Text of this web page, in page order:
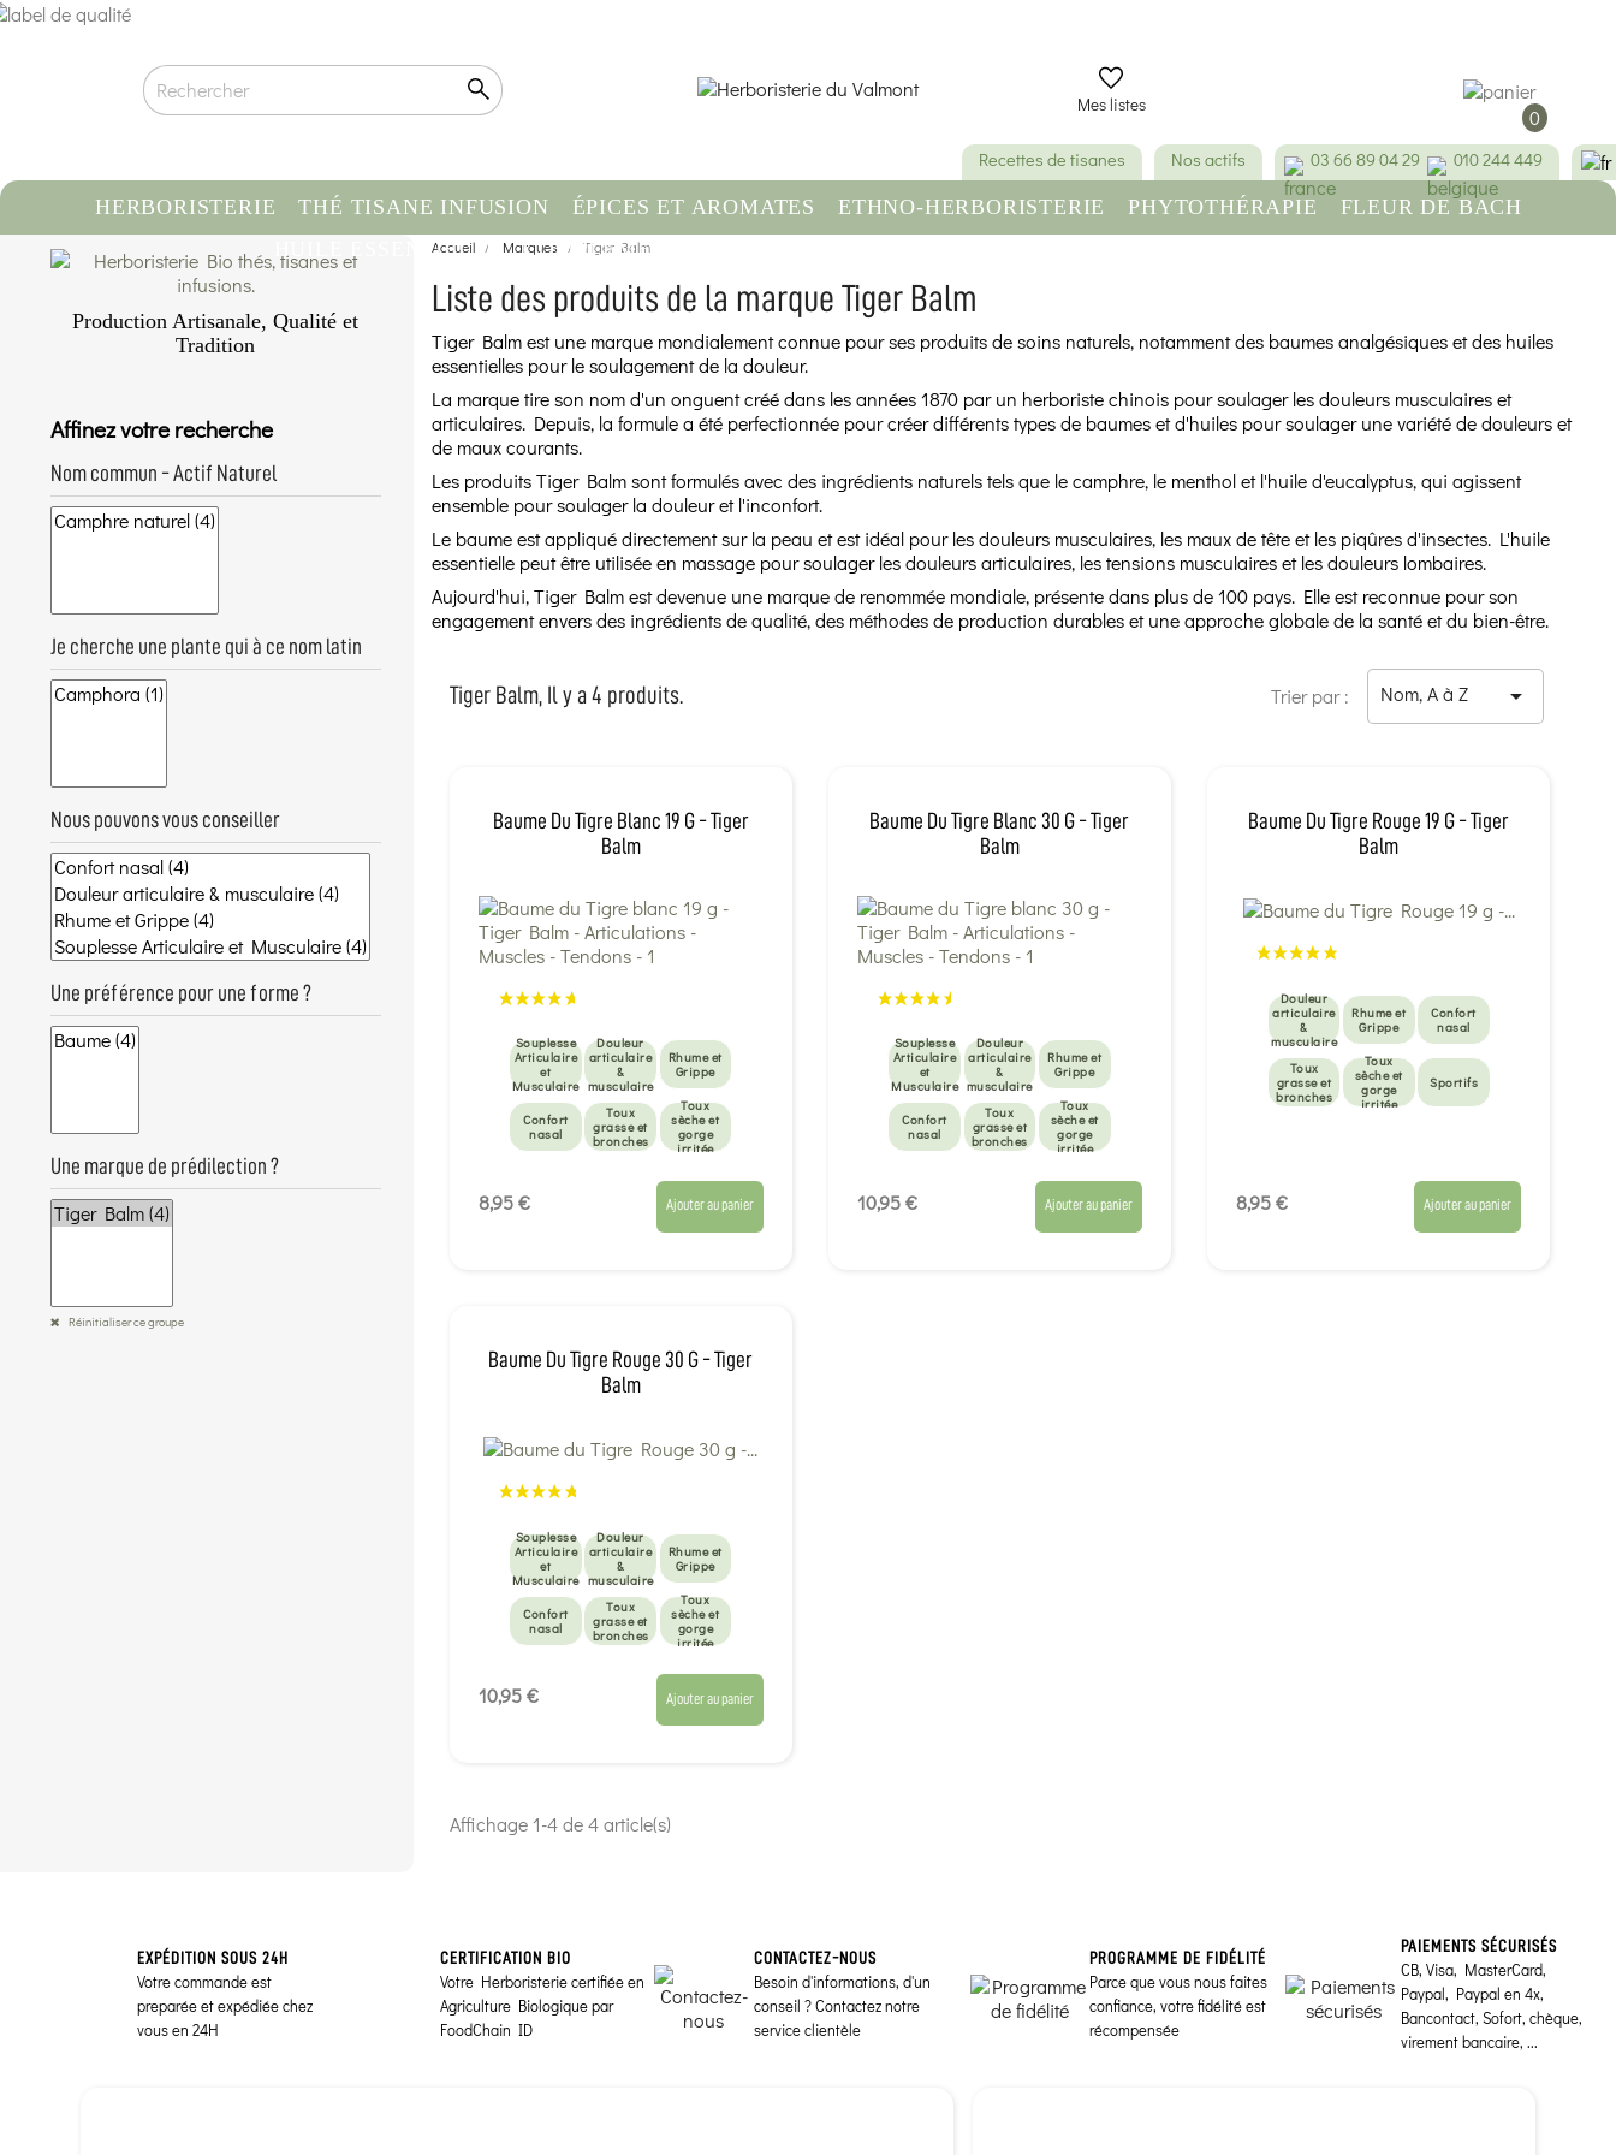
Mes listes 0
Recettes de tisanes Nos actifs 03 66 89 04 29 010 244 449
HERBORISTERIE THÉ TISANE INFUSION ÉPICES ET AROMATES ETHNO-HERBORISTERIE PHYTOTHÉRAPIE
FLEUR DE BACH
HUILE ESSENTIELLE
COMPLÉMENT ALIMENTAIRE
Production Artisanale, Qualité et
Tradition
Conditionnement artisanal à la main
Affinez votre recherche
Nom commun - Actif Naturel
Je cherche une plante qui à ce nom latin
Nous pouvons vous conseiller
Une préférence pour une forme ?
Une marque de prédilection ?
Réinitialiser ce groupe
Accueil Marques Tiger Balm
Liste des produits de la marque Tiger Balm
Tiger Balm est une marque mondialement connue pour ses produits de soins naturels, notamment des baumes analgésiques et des huiles
essentielles pour le soulagement de la douleur.
La marque tire son nom d'un onguent créé dans les années 1870 par un herboriste chinois pour soulager les douleurs musculaires et
articulaires. Depuis, la formule a été perfectionnée pour créer différents types de baumes et d'huiles pour soulager une variété de douleurs et
de maux courants.
Les produits Tiger Balm sont formulés avec des ingrédients naturels tels que le camphre, le menthol et l'huile d'eucalyptus, qui agissent
ensemble pour soulager la douleur et l'inconfort.
Le baume est appliqué directement sur la peau et est idéal pour les douleurs musculaires, les maux de tête et les piqûres d'insectes. L'huile
essentielle peut être utilisée en massage pour soulager les douleurs articulaires, les tensions musculaires et les douleurs lombaires.
Aujourd'hui, Tiger Balm est devenue une marque de renommée mondiale, présente dans plus de 100 pays. Elle est reconnue pour son
engagement envers des ingrédients de qualité, des méthodes de production durables et une approche globale de la santé et du bien-être.
Tiger Balm, Il y a 4 produits. Trier par : Nom, A à Z 
Baume Du Tigre Blanc 19 G - Tiger
Balm
Souplesse
Articulaire
et
Musculaire
Douleur
articulaire
&
musculaire
Rhume et
Grippe
Confort
nasal
Toux
grasse et
bronches
Toux
sèche et
gorge
irritée
8,95 € Ajouter au panier
Baume Du Tigre Blanc 30 G - Tiger
Balm
Souplesse
Articulaire
et
Musculaire
Douleur
articulaire
&
musculaire
Rhume et
Grippe
Confort
nasal
Toux
grasse et
bronches
Toux
sèche et
gorge
irritée
10,95 € Ajouter au panier
Baume Du Tigre Rouge 19 G - Tiger
Balm
Douleur
articulaire
&
musculaire
Rhume et
Grippe
Confort
nasal
Toux
grasse et
bronches
Toux
sèche et
gorge
irritée
Sportifs
8,95 € Ajouter au panier
Baume Du Tigre Rouge 30 G - Tiger
Balm
Souplesse
Articulaire
et
Musculaire
Douleur
articulaire
&
musculaire
Rhume et
Grippe
Confort
nasal
Toux
grasse et
bronches
Toux
sèche et
gorge
irritée
10,95 € Ajouter au panier
Affichage 1-4 de 4 article(s)
EXPÉDITION SOUS 24H
Votre commande est
preparée et expédiée chez
vous en 24H
CERTIFICATION BIO
Votre Herboristerie certifiée en
Agriculture Biologique par
FoodChain ID
CONTACTEZ-NOUS
Besoin d'informations, d'un
conseil ? Contactez notre
service clientèle
PROGRAMME DE FIDÉLITÉ
Parce que vous nous faites
confiance, votre fidélité est
récompensée
PAIEMENTS SÉCURISÉS
CB, Visa, MasterCard,
Paypal, Paypal en 4x,
Bancontact, Sofort, chèque,
virement bancaire, ...